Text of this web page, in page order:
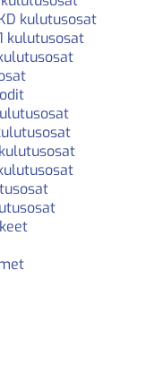
kulutusosat
kulutusosat
kulutusosat